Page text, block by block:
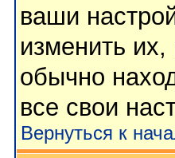
ваши
изменить
обычно
все свои
Вернуться к